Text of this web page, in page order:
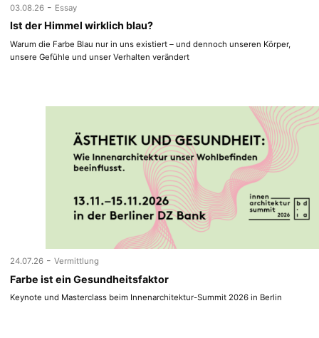
03.08.26 - Essay
Ist der Himmel wirklich blau?
Warum die Farbe Blau nur in uns existiert – und dennoch unseren Körper,
unsere Gefühle und unser Verhalten verändert
24.07.26 - Vermittlung
Farbe ist ein Gesundheitsfaktor
Keynote und Masterclass beim Innenarchitektur-Summit 2026 in Berlin